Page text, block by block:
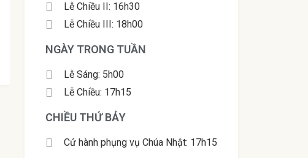
Lễ Chiều II: 16h30
Lễ Chiều III: 18h00
NGÀY TRONG TUẦN
Lễ Sáng: 5h00
Lễ Chiều: 17h15
CHIỀU THỨ BẢY
Cử hành phụng vụ Chúa Nhật: 17h15